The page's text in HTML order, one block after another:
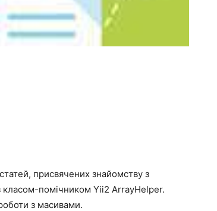
присвячених знайомству з
помічником Yii2 ArrayHelper.
з масивами.